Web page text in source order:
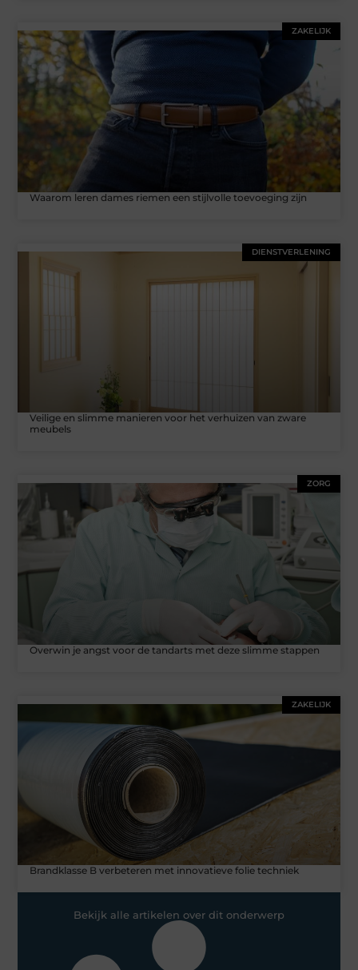
ZAKELIJK
Waarom leren dames riemen een stijlvolle toevoeging zijn
DIENSTVERLENING
Veilige en slimme manieren voor het verhuizen van zware
meubels
ZORG
Overwin je angst voor de tandarts met deze slimme stappen
ZAKELIJK
Brandklasse B verbeteren met innovatieve folie techniek
Bekijk alle artikelen over dit onderwerp